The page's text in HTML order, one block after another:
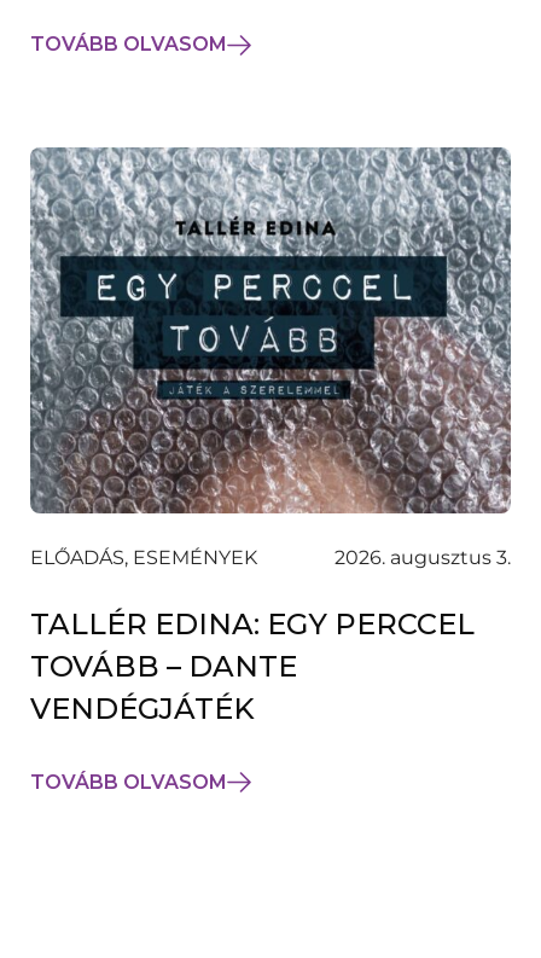
TOVÁBB OLVASOM
ELŐADÁS, ESEMÉNYEK 2026. augusztus 3.
TALLÉR EDINA: EGY PERCCEL
TOVÁBB – DANTE
VENDÉGJÁTÉK
TOVÁBB OLVASOM